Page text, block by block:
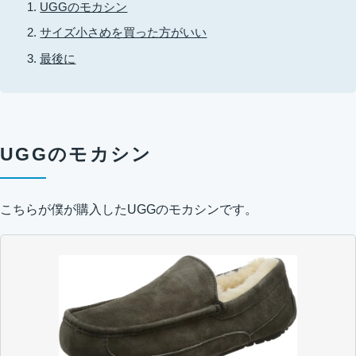
UGGのモカシン
サイズ小さめを買った方がいい
最後に
UGGのモカシン
こちらが僕が購入したUGGのモカシンです。